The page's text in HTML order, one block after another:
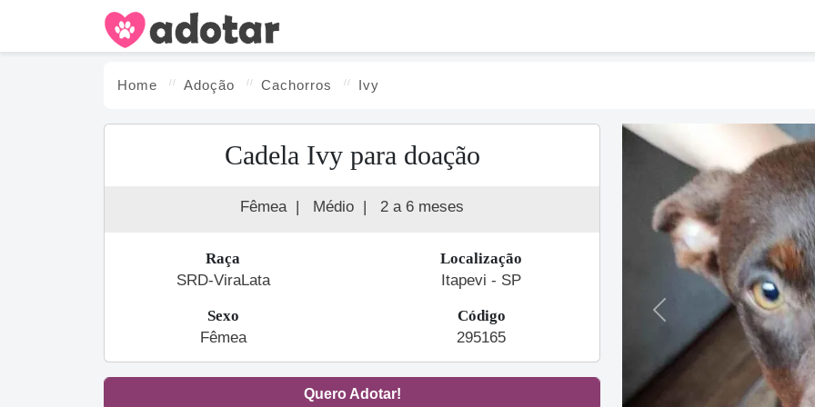
Home Adoção Cachorros Ivy
Cadela Ivy para doação
Fêmea | Médio | 2 a 6 meses
Raça
SRD-ViraLata
Localização
Itapevi - SP
Sexo
Fêmea
Código
295165
Quero Adotar!
Previous